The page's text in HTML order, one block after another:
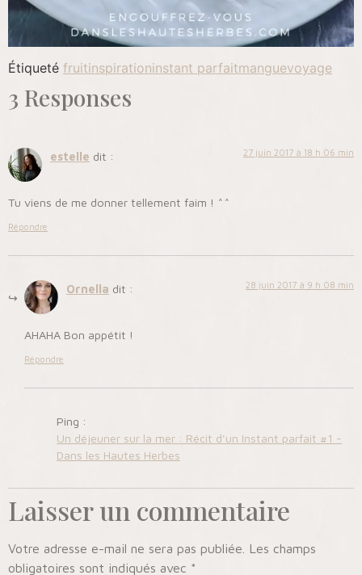
Étiqueté fruitinspirationinstant parfaitmanguevoyage
3 Responses
estelle dit : 27 juin 2017 à 18 h 06 min
Tu viens de me donner tellement faim ! ^^
Répondre
Ornella dit : 28 juin 2017 à 9 h 08 min
AHAHA Bon appétit !
Répondre
Ping :
Un déjeuner sur la mer : Récit d'un Instant parfait #1 -
Dans les Hautes Herbes
Laisser un commentaire
Votre adresse e-mail ne sera pas publiée.
Les champs
obligatoires sont indiqués avec *